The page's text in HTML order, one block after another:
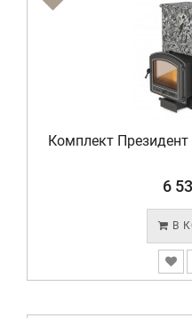
Комплект
6
В